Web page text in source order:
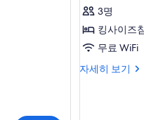
개,
전
용
수
3명
킹사이즈
무료 WiFi
자세히 보기
빌